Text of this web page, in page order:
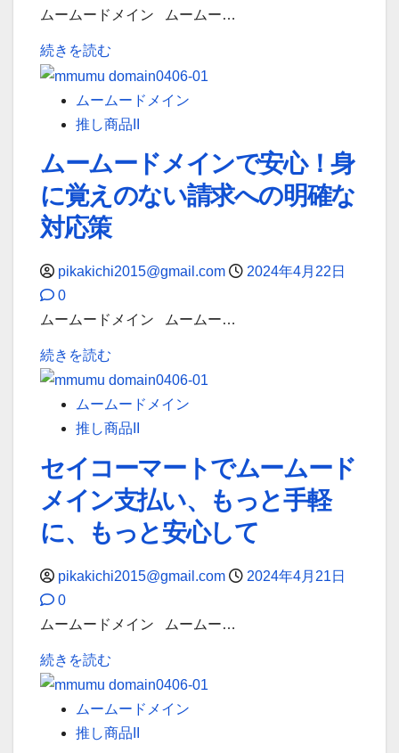
詳
し
く
む
な
選
択
ビ
ジ
ネ
ス
オ
エ
ー
シ
ョ
新
た
表
に
い
詳
ムームードメイン ムームー…
続きを読む
ー
ム
ー
メ
イ
ン
が
提
す
別
キ
ャ
ー
ン:
ド
イ
円
ムームードメイン
推し商品II
ムームードメインで安心！身
に覚えのない請求への明確な
対応策
pikakichi2015@gmail.com
2024年4月22日
0
ムームードメイン ムームー…
続きを読む
ー
ム
ー
イ
で
安
身
え
の
な
ムームードメイン
推し商品II
セイコーマートでムームード
メイン支払い、もっと手軽
に、もっと安心して
pikakichi2015@gmail.com
2024年4月21日
0
ムームードメイン ムームー…
続きを読む
イ
コ
ー
ムームードメイン
推し商品II